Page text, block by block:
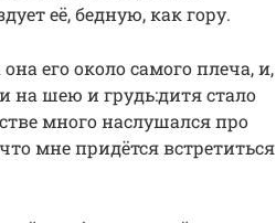
её, бедную, как гору.
его около самого плеча, и,
на шею и грудь:дитя стало
много наслушался про
мне придётся встретиться